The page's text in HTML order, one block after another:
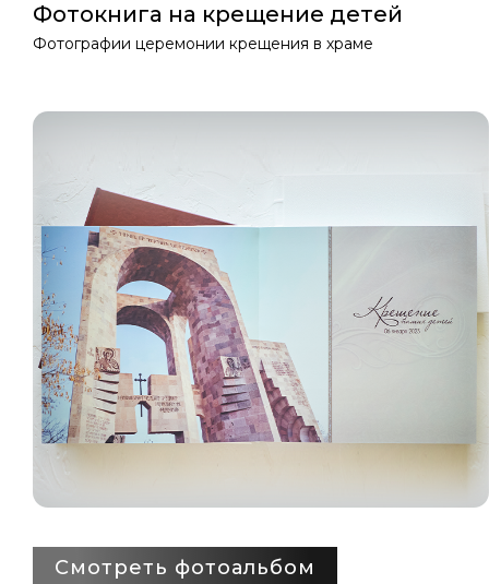
Фотокнига на крещение детей
Фотографии церемонии крещения в храме
Смотреть фотоальбом